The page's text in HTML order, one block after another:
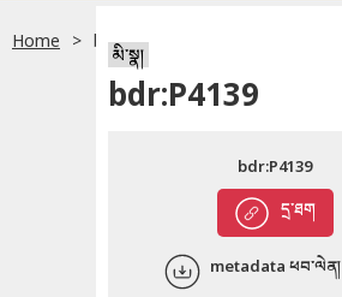
English
Home bdr:P4139
མི་སྣ།
bdr:P4139
དྲ་ཐག
bdr:P4139
metadata ཕབ་ལེན།